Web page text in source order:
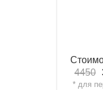
4450
* для